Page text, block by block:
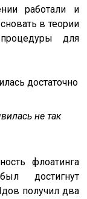
работали и
в теории
для
не так
флоатинга
достигнут
получил два